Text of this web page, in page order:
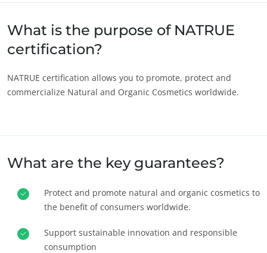
ECOCERT
Sobre nós
Carreiras
Colômbia (espanhol)
Estados Unidos (inglês)
Peru (espanhol)
Alemanha (alemão)
Espanha (espanhol)
Itália (italiano)
Roménia
What is the purpose of NATRUE
certification?
NATRUE certification allows you to promote, protect and
commercialize Natural and Organic Cosmetics worldwide.
What are the key guarantees?
Protect and promote natural and organic cosmetics to
the benefit of consumers worldwide.
Support sustainable innovation and responsible
consumption